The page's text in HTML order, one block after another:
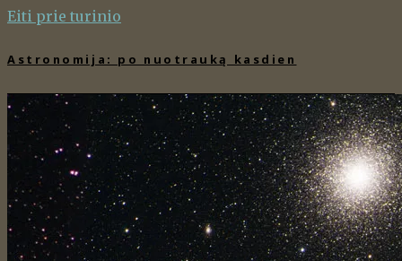
Eiti prie turinio
Astronomija: po nuotrauką kasdien